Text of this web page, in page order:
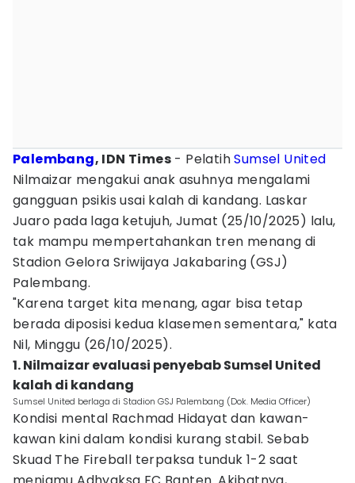
Palembang, IDN Times - PelatihSumsel United
Nilmaizar mengakui anak asuhnya mengalami
gangguan psikis usai kalah di kandang. Laskar
Juaro pada laga ketujuh, Jumat (25/10/2025) lalu,
tak mampu mempertahankan tren menang di
Stadion Gelora Sriwijaya Jakabaring (GSJ)
Palembang.
"Karena target kita menang, agar bisa tetap
berada diposisi kedua klasemen sementara," kata
Nil, Minggu (26/10/2025).
1. Nilmaizar evaluasi penyebab Sumsel United
kalah di kandang
Sumsel United berlaga di Stadion GSJ Palembang (Dok. Media Officer)
Kondisi mental Rachmad Hidayat dan kawan-
kawan kini dalam kondisi kurang stabil. Sebab
Skuad The Fireball terpaksa tunduk 1-2 saat